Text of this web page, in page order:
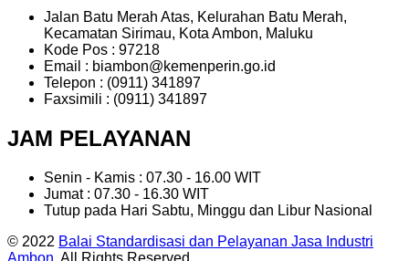
Jalan Batu Merah Atas, Kelurahan Batu Merah,
Kecamatan Sirimau, Kota Ambon, Maluku
Kode Pos : 97218
Email : biambon@kemenperin.go.id
Telepon : (0911) 341897
Faxsimili : (0911) 341897
JAM PELAYANAN
Senin - Kamis : 07.30 - 16.00 WIT
Jumat : 07.30 - 16.30 WIT
Tutup pada Hari Sabtu, Minggu dan Libur Nasional
© 2022 Balai Standardisasi dan Pelayanan Jasa Industri